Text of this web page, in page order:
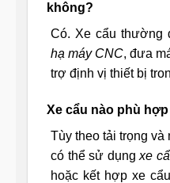
không?
Có. Xe cẩu thường
hạ máy CNC, đưa
trợ định vị thiết bị
Xe cẩu nào phù
Tùy theo tải trọng và
có thể sử dụng xe
hoặc kết hợp xe